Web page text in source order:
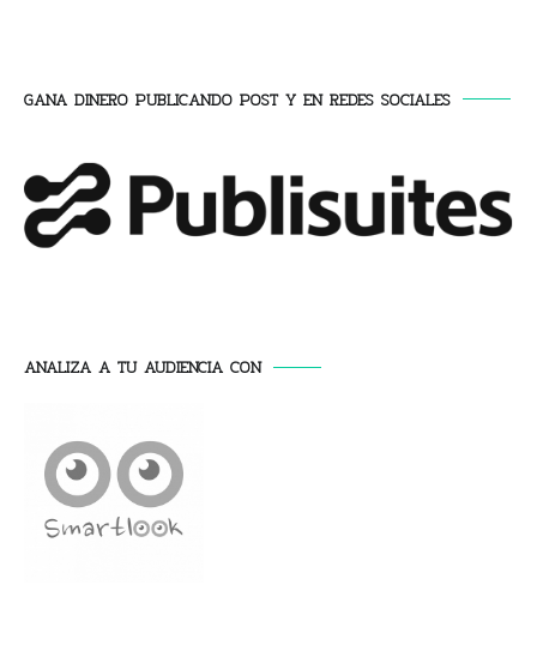
GANA DINERO PUBLICANDO POST Y EN REDES SOCIALES
ANALIZA A TU AUDIENCIA CON